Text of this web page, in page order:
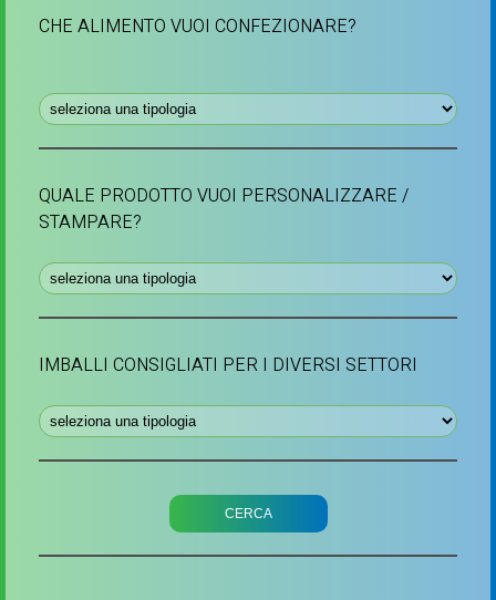
CHE ALIMENTO VUOI CONFEZIONARE?
QUALE PRODOTTO VUOI PERSONALIZZARE /
STAMPARE?
IMBALLI CONSIGLIATI PER I DIVERSI SETTORI